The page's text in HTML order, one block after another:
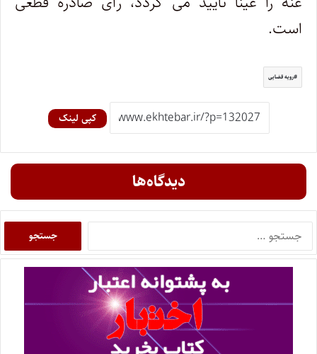
است.
رویه قضایی
کپی لینک
دیدگاه‌ها